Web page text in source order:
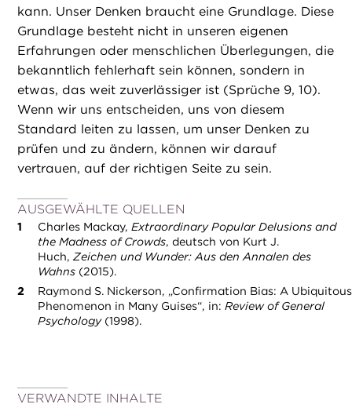
kann. Unser Denken braucht eine Grundlage. Diese
Grundlage besteht nicht in unseren eigenen
Erfahrungen oder menschlichen Überlegungen, die
bekanntlich fehlerhaft sein können, sondern in
etwas, das weit zuverlässiger ist (Sprüche 9, 10).
Wenn wir uns entscheiden, uns von diesem
Standard leiten zu lassen, um unser Denken zu
prüfen und zu ändern, können wir darauf
vertrauen, auf der richtigen Seite zu sein.
AUSGEWÄHLTE QUELLEN
Charles Mackay, Extraordinary Popular Delusions and
the Madness of Crowds, deutsch von Kurt J.
Huch, Zeichen und Wunder: Aus den Annalen des
Wahns (2015).
Raymond S. Nickerson, „Confirmation Bias: A Ubiquitous
Phenomenon in Many Guises“, in: Review of General
Psychology(1998).
VERWANDTE INHALTE